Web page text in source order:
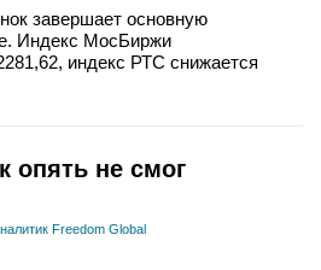
завершает основную
Индекс МосБиржи
индекс РТС снижается
не смог
Freedom Global